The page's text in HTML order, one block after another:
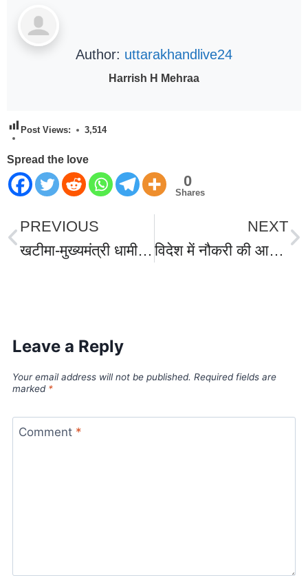
Author: uttarakhandlive24
Harrish H Mehraa
Post Views: 3,514
Spread the love
0
Shares
PREVIOUS
खटीमा-मुख्यमंत्री धामी के जन्मदिन पर भाजपा कार्यकर्ताओं ने मैराथन का आयोजन, 6 वार्षिय अंकित से लेकर 62 वर्षीय गंगा देवी समेत 2000 युवा दौड़े सड़कों पर,प्रथम स्थान पर सुमित व अंकिता ने मारी बाजी।
NEXT
विदेश में नौकरी की आड़ में थाईलैंड में बेचे उत्तराखंड के 7 नौजवान, धोखाधड़ी करने वाले गैंग के मुख्य आरोपी को बनबसा पुलिस ने गुजरात से दबोचा,खटीमा निवासी आरोपी राहुल उपाध्याय के दुबई भागने की आंशका।
Leave a Reply
Your email address will not be published. Required fields are
marked *
Comment *